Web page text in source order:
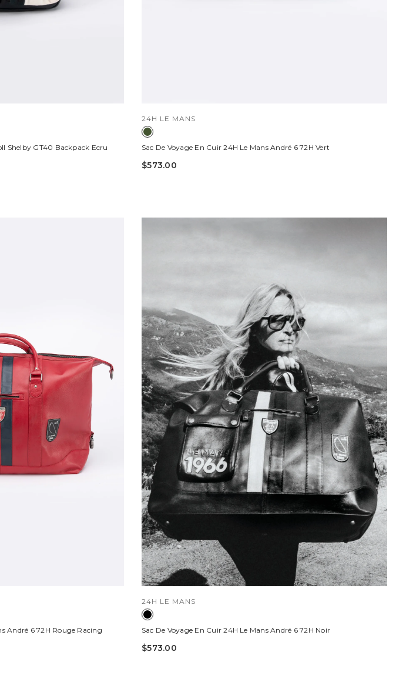
Shelby GT40 Backpack Ecru
DISTRIBUTEUR :
24H LE MANS
Sac De Voyage En Cuir 24H Le Mans André 6 72H Vert
$573.00
André 6 72H Rouge Racing
DISTRIBUTEUR :
24H LE MANS
Sac De Voyage En Cuir 24H Le Mans André 6 72H Noir
$573.00